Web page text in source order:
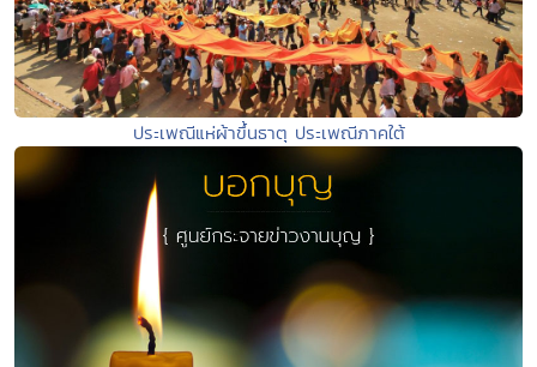
ประเพณีแห่ผ้าขึ้นธาตุ ประเพณีภาคใต้